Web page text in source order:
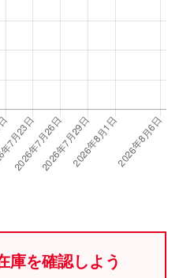
庫を確認しよう